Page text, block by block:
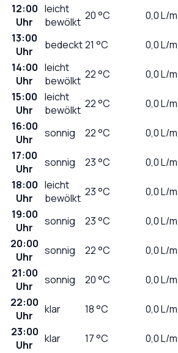
12:00
Uhr
leicht
bewölkt 20°C 0,0L/
13:00
Uhr
bedeckt21 °C 0,0L/
14:00
Uhr
leicht
bewölkt 22°C 0,0L/
15:00
Uhr
leicht
bewölkt 22°C 0,0L/
16:00
Uhr
sonnig 22°C 0,0L/
17:00
Uhr
sonnig 23°C 0,0L/
18:00
Uhr
leicht
bewölkt 23°C 0,0L/
19:00
Uhr
sonnig 23°C 0,0L/
20:00
Uhr
sonnig 22°C 0,0L/
21:00
Uhr
sonnig 20°C 0,0L/
22:00
Uhr
klar 18°C 0,0L/
23:00
Uhr
klar 17°C 0,0L/